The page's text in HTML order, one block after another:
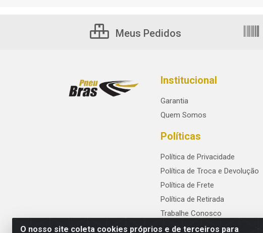
O nosso site coleta cookies próprios e de terceiros para
Meus Pedidos
Institucional
Garantia
Quem Somos
Políticas
Política de Privacidade
Política de Troca e Devolução
Política de Frete
Política de Retirada
Trabalhe Conosco